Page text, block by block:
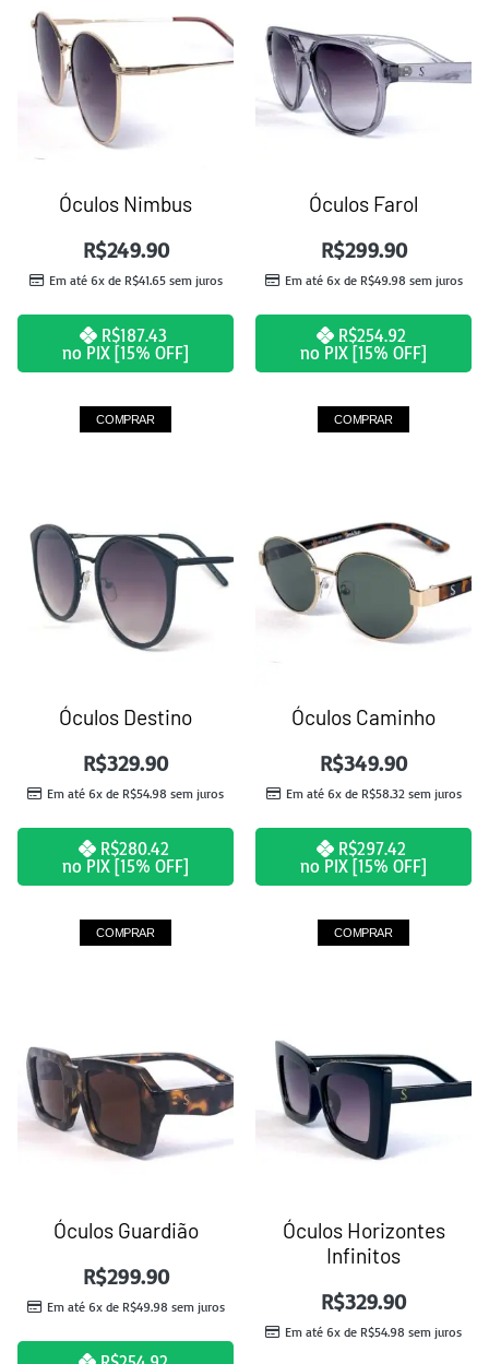
Óculos Nimbus
R$249.90
Em até 6x de R$41.65sem juros
R$187.43
no PIX [15% OFF]
COMPRAR
Óculos Farol
R$299.90
Em até 6x de R$49.98 sem juros
R$254.92
no PIX [15% OFF]
COMPRAR
Óculos Destino
R$329.90
Em até 6x de R$54.98 sem juros
R$280.42
no PIX [15% OFF]
COMPRAR
Óculos Caminho
R$349.90
Em até 6x de R$58.32sem juros
R$297.42
no PIX [15% OFF]
COMPRAR
Óculos Guardião
R$299.90
Em até 6x de R$49.98 sem juros
Óculos Horizontes
Infinitos
R$329.90
Em até 6x de R$54.98 sem juros